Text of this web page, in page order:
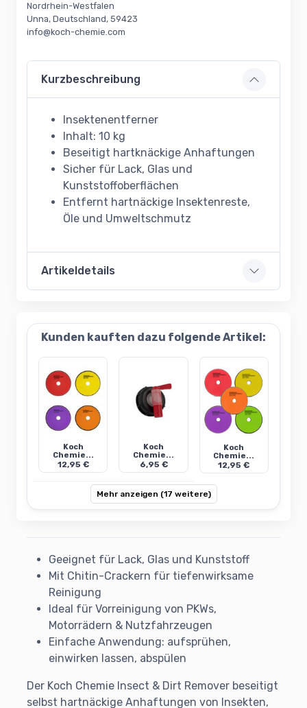
Nordrhein-Westfalen
Unna, Deutschland, 59423
info@koch-chemie.com
Kurzbeschreibung
Insektenentferner
Inhalt: 10 kg
Beseitigt hartknäckige Anhaftungen
Sicher für Lack, Glas und
Kunststoffoberflächen
Entfernt hartnäckige Insektenreste,
Öle und Umweltschmutz
Artikeldetails
Kunden kauften dazu folgende Artikel:
Koch
Chemie...
12,95 €
Koch
Chemie...
6,95 €
Koch
Chemie...
12,95 €
Mehr anzeigen (17 weitere)
Geeignet für Lack, Glas und Kunststoff
Mit Chitin-Crackern für tiefenwirksame
Reinigung
Ideal für Vorreinigung von PKWs,
Motorrädern & Nutzfahrzeugen
Einfache Anwendung: aufsprühen,
einwirken lassen, abspülen
Der Koch Chemie Insect & Dirt Remover beseitigt
selbst hartnäckige Anhaftungen von Insekten,